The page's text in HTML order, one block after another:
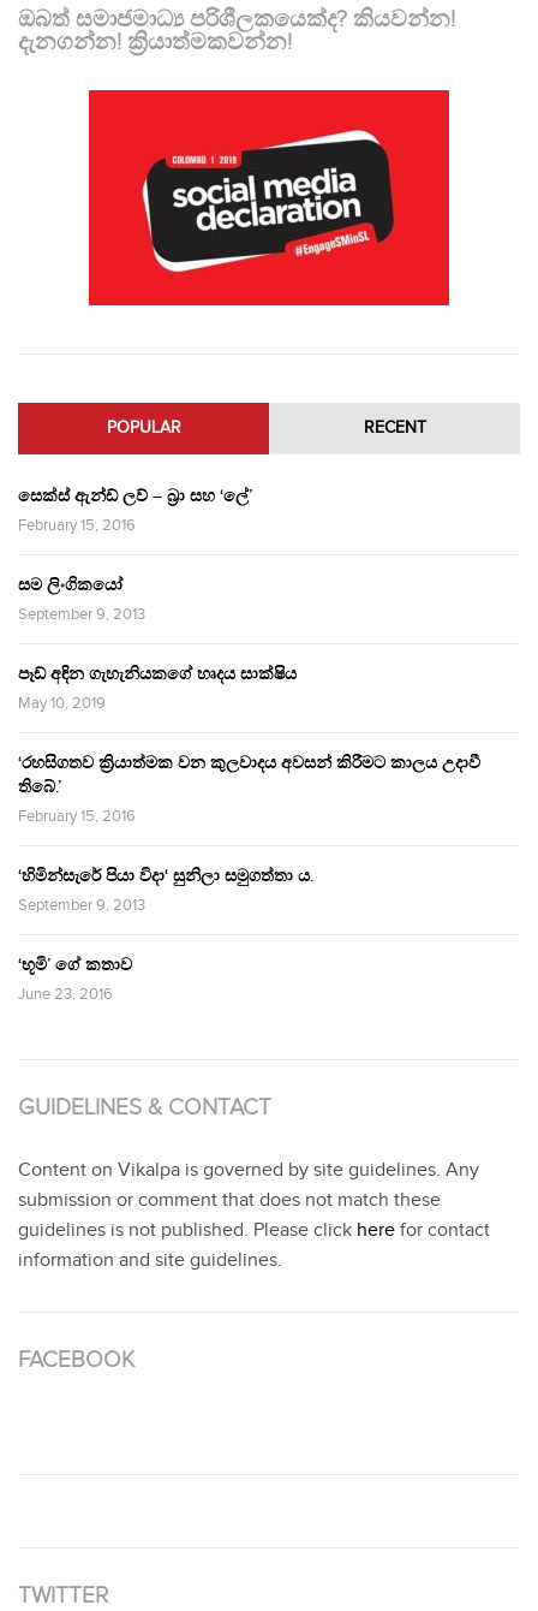
ඔබත් සමාජමාධ්‍ය පරිශීලකයෙක්ද? කියවන්න!
දැනගන්න! ක්‍රියාත්මකවන්න!
POPULAR RECENT
සෙක්ස් ඇන්ඩ් ලව් – බ්‍රා සහ ‘ලේ’
February 15, 2016
සම ලිංගිකයෝ
September 9, 2013
පෑඩ් අඳින ගැහැනියකගේ හෘදය සාක්ෂිය
May 10, 2019
‘රහසිගතව ක්‍රියාත්මක වන කුලවාදය අවසන් කිරීමට කාලය උදාවී
තිබේ.’
February 15, 2016
‘හිමින්සැරේ පියා විදා‘ සුනිලා සමුගත්තා ය.
September 9, 2013
‘භූමි’ ගේ කතාව
June 23, 2016
GUIDELINES & CONTACT
Content on Vikalpa is governed by site guidelines. Any
submission or comment that does not match these
guidelines is not published. Please click here for contact
information and site guidelines.
FACEBOOK
TWITTER